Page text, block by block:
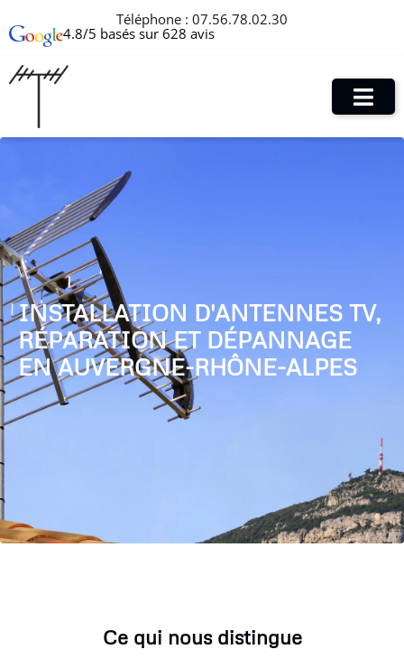
Téléphone : 07.56.78.02.30
4.8/5 basés sur 628 avis
INSTALLATION D'ANTENNES TV,
RÉPARATION ET DÉPANNAGE
EN AUVERGNE-RHÔNE-ALPES
Ce qui nous distingue